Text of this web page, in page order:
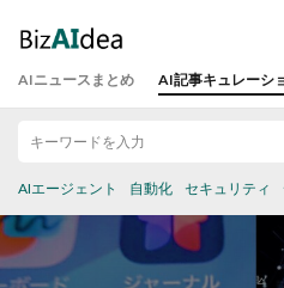
AIニュースまとめ AI記事キュレーシ
AIエージェント 自動化 セキュリティ